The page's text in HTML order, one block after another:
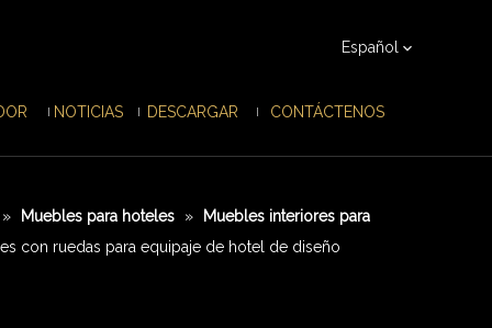
Español
NOTICIAS DESCARGAR CONTÁCTENOS
» Muebles para hoteles »
Muebles interiores para
con ruedas para equipaje de hotel de diseño